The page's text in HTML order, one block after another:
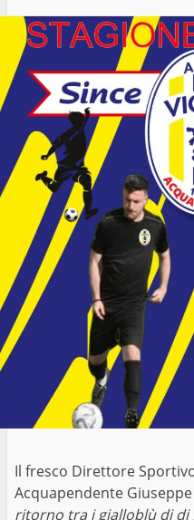
Il fresco Direttore
Acquapendente
ritorno tra i gialloblù di di